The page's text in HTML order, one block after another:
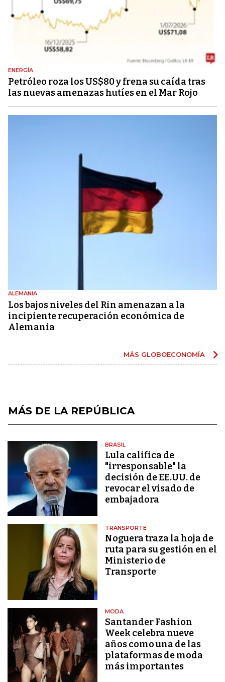
ENERGÍA
Petróleo roza los US$80 y frena su caída tras
las nuevas amenazas hutíes en el Mar Rojo
ALEMANIA
Los bajos niveles del Rin amenazan a la
incipiente recuperación económica de
Alemania
MÁS GLOBOECONOMÍA
MÁS DE LA REPÚBLICA
BRASIL
Lula califica de
"irresponsable" la
decisión de EE.UU. de
revocar el visado de
embajadora
TRANSPORTE
Noguera traza la hoja de
ruta para su gestión en el
Ministerio de
Transporte
MODA
Santander Fashion
Week celebra nueve
años como una de las
plataformas de moda
más importantes